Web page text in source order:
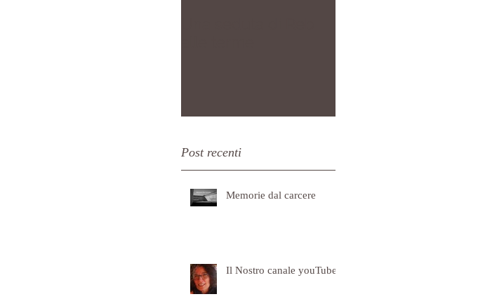
Post recenti
Memorie dal carcere
Il Nostro canale youTube